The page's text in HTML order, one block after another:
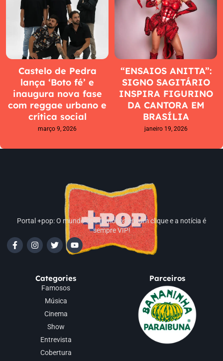
Castelo de Pedra
lança ‘Boto fé’ e
inaugura nova fase
com reggae urbano e
crítica social
março 9, 2026
“ENSAIOS ANITTA”:
SIGNO SAGITÁRIO
INSPIRA FIGURINO
DA CANTORA EM
BRASÍLIA
janeiro 19, 2026
Portal +pop: O mundo dos famosos em um clique e a notícia é
sempre VIP!
Categories
Famosos
Música
Cinema
Show
Entrevista
Cobertura
Parceiros